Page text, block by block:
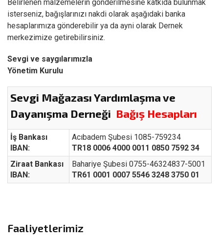
Belirlenen malzemelerin gönderilmesine katkıda bulunmak
isterseniz, bağışlarınızı nakdi olarak aşağıdaki banka
hesaplarımıza gönderebilir ya da ayni olarak Dernek
merkezimize getirebilirsiniz.
Sevgi ve saygılarımızla
Yönetim Kurulu
Sevgi Mağazası Yardımlaşma ve
Dayanışma Derneği Bağış Hesapları
İş Bankası
IBAN:
Acıbadem Şubesi 1085-759234
TR18 0006 4000 0011 0850 7592 34
Ziraat Bankası
IBAN:
Bahariye Şubesi 0755-46324837-5001
TR61 0001 0007 5546 3248 3750 01
Faaliyetlerimiz